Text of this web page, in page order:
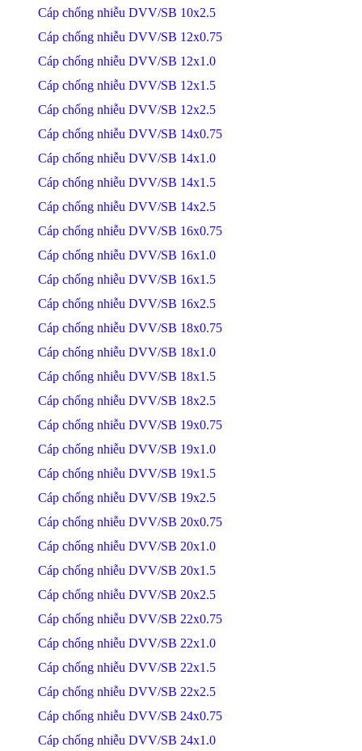
Cáp chống nhiễu DVV/SB 10x2.5
Cáp chống nhiễu DVV/SB 12x0.75
Cáp chống nhiễu DVV/SB 12x1.0
Cáp chống nhiễu DVV/SB 12x1.5
Cáp chống nhiễu DVV/SB 12x2.5
Cáp chống nhiễu DVV/SB 14x0.75
Cáp chống nhiễu DVV/SB 14x1.0
Cáp chống nhiễu DVV/SB 14x1.5
Cáp chống nhiễu DVV/SB 14x2.5
Cáp chống nhiễu DVV/SB 16x0.75
Cáp chống nhiễu DVV/SB 16x1.0
Cáp chống nhiễu DVV/SB 16x1.5
Cáp chống nhiễu DVV/SB 16x2.5
Cáp chống nhiễu DVV/SB 18x0.75
Cáp chống nhiễu DVV/SB 18x1.0
Cáp chống nhiễu DVV/SB 18x1.5
Cáp chống nhiễu DVV/SB 18x2.5
Cáp chống nhiễu DVV/SB 19x0.75
Cáp chống nhiễu DVV/SB 19x1.0
Cáp chống nhiễu DVV/SB 19x1.5
Cáp chống nhiễu DVV/SB 19x2.5
Cáp chống nhiễu DVV/SB 20x0.75
Cáp chống nhiễu DVV/SB 20x1.0
Cáp chống nhiễu DVV/SB 20x1.5
Cáp chống nhiễu DVV/SB 20x2.5
Cáp chống nhiễu DVV/SB 22x0.75
Cáp chống nhiễu DVV/SB 22x1.0
Cáp chống nhiễu DVV/SB 22x1.5
Cáp chống nhiễu DVV/SB 22x2.5
Cáp chống nhiễu DVV/SB 24x0.75
Cáp chống nhiễu DVV/SB 24x1.0